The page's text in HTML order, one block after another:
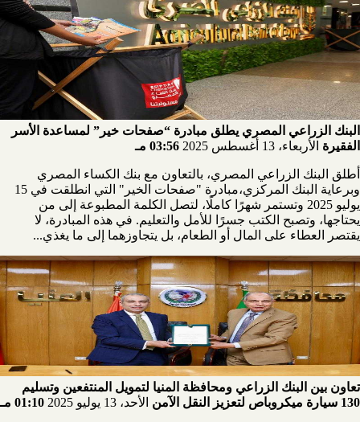
البنك الزراعي المصري يطلق مبادرة “صفحات خير” لمساعدة الأسر
الفقيرة الأربعاء، 13 أغسطس 2025 03:56 مـ
أطلق البنك الزراعي المصري، بالتعاون مع بنك الكساء المصري
وبرعاية البنك المركزي،مبادرة "صفحات الخير" التي انطلقت في 15
يوليو 2025 وتستمر شهرًا كاملًا، لتصل الكلمة المطبوعة إلى من
يحتاجها، وتصبح الكتب جسرًا للأمل والتعليم. في هذه المبادرة، لا
يقتصر العطاء على المال أو الطعام، بل يتجاوزهما إلى ما يغذي...
تعاون بين البنك الزراعي ومحافظة المنيا لتمويل المنتفعين وتسليم
130 سيارة ميكروباص لتعزيز النقل الآمن
الأحد، 13 يوليو 2025 01:10 مـ